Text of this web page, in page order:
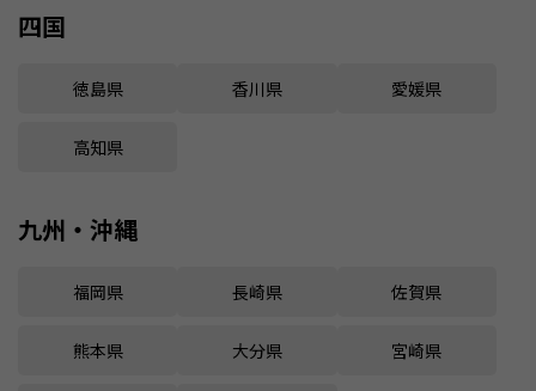
四国
徳島県 香川県 愛媛県
高知県
九州・沖縄
福岡県 長崎県 佐賀県
熊本県 大分県 宮崎県